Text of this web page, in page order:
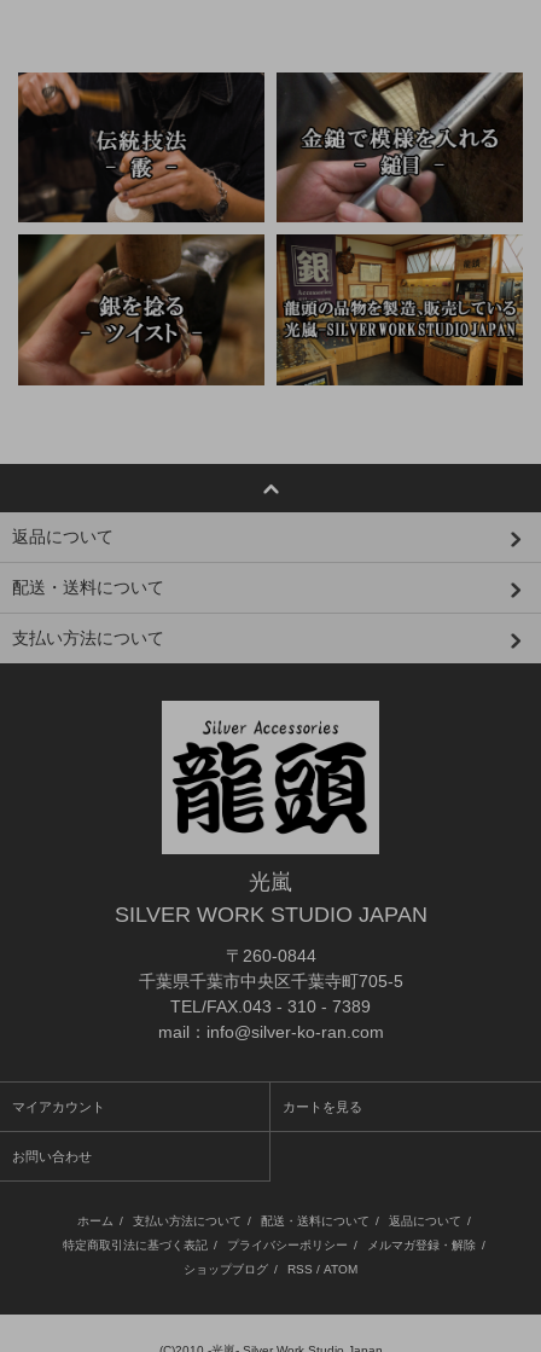
返品について
配送・送料について
支払い方法について
光嵐
SILVER WORK STUDIO JAPAN
〒260-0844
千葉県千葉市中央区千葉寺町705-5
TEL/FAX.043 - 310 - 7389
mail：info@silver-ko-ran.com
マイアカウント カートを見る
お問い合わせ
ホーム / 支払い方法について / 配送・送料について / 返品について /
特定商取引法に基づく表記 / プライバシーポリシー / メルマガ登録・解除 /
ショップブログ / RSS / ATOM